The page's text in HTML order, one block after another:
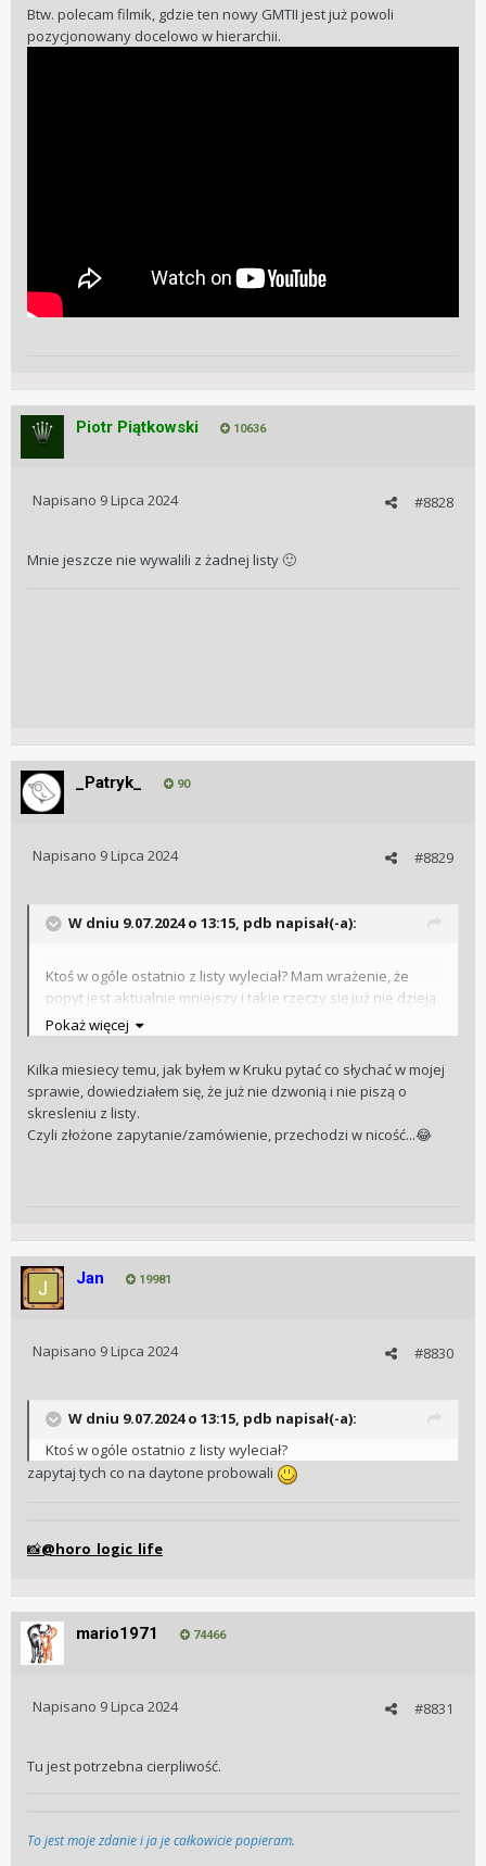
Btw. polecam filmik, gdzie ten nowy GMTII jest już powoli
pozycjonowany docelowo w hierarchii.
Piotr Piątkowski 10636
#8828
Napisano 9 Lipca 2024
Mnie jeszcze nie wywalili z żadnej listy 🙂
_Patryk_ 90
#8829
Napisano 9 Lipca 2024
W dniu 9.07.2024 o 13:15, pdb napisał(-a):
Ktoś w ogóle ostatnio z listy wyleciał? Mam wrażenie, że
popyt jest aktualnie mniejszy i takie rzeczy się już nie dzieją.
Btw. polecam filmik, gdzie ten nowy GMTII jest już powoli
pozycjonowany docelowo w hierarchii.
Pokaż więcej
Kilka miesiecy temu, jak byłem w Kruku pytać co słychać w mojej
sprawie, dowiedziałem się, że już nie dzwonią i nie piszą o
skresleniu z listy.
Czyli złożone zapytanie/zamówienie, przechodzi w nicość...😂
Jan 19981
#8830
Napisano 9 Lipca 2024
W dniu 9.07.2024 o 13:15, pdb napisał(-a):
Ktoś w ogóle ostatnio z listy wyleciał?
zapytaj tych co na daytone probowali
📸@horo_logic_life
mario1971 74466
#8831
Napisano 9 Lipca 2024
Tu jest potrzebna cierpliwość.
To jest moje zdanie i ja je całkowicie popieram.